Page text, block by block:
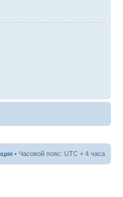
• Часовой пояс: UTC + 4 часа